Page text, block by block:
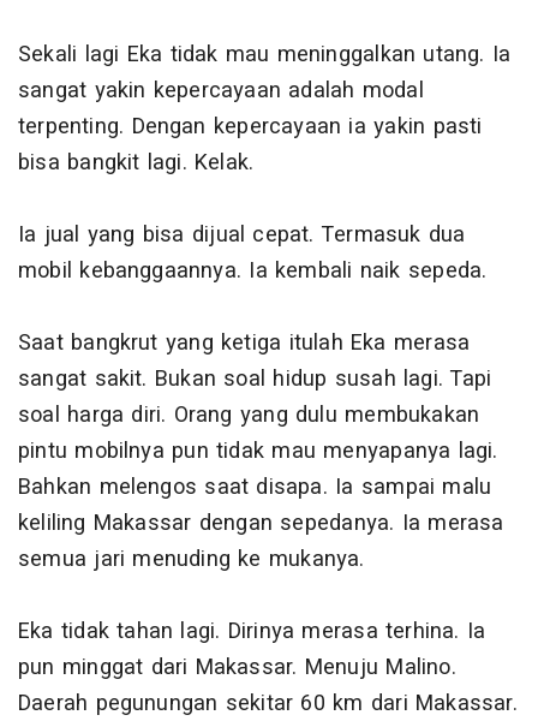
Sekali lagi Eka tidak mau meninggalkan utang. Ia
sangat yakin kepercayaan adalah modal
terpenting. Dengan kepercayaan ia yakin pasti
bisa bangkit lagi. Kelak.
Ia jual yang bisa dijual cepat. Termasuk dua
mobil kebanggaannya. Ia kembali naik sepeda.
Saat bangkrut yang ketiga itulah Eka merasa
sangat sakit. Bukan soal hidup susah lagi. Tapi
soal harga diri. Orang yang dulu membukakan
pintu mobilnya pun tidak mau menyapanya lagi.
Bahkan melengos saat disapa. Ia sampai malu
keliling Makassar dengan sepedanya. Ia merasa
semua jari menuding ke mukanya.
Eka tidak tahan lagi. Dirinya merasa terhina. Ia
pun minggat dari Makassar. Menuju Malino.
Daerah pegunungan sekitar 60 km dari Makassar.